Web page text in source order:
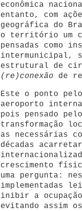
econômica
entanto, com
geográfica do
o território um
pensadas como
intermunicipal,
estrutural de
(re)conexão de
Este o ponto
aeroporto
pois pensado
transformação
as necessárias
décadas
crescimento
uma pergunta:
implementadas
inibir a
evitando assim